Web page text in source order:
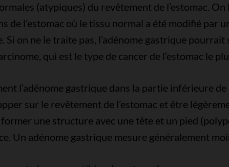
(atypiques) du revêtement de l’estomac. On
de l’estomac où le tissu normal a été modifié par
on ne le traite pas, l’adénome gastrique pourrait
qui est le type de cancer de l’estomac le
l’adénome gastrique dans la partie inférieure
sur le revêtement de l’estomac et être
une structure avec une tête et un pied
Un adénome gastrique mesure généralement